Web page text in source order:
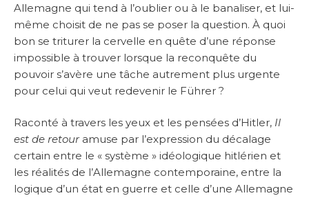
Allemagne qui tend à l’oublier ou à le banaliser, et lui-
même choisit de ne pas se poser la question. À quoi
bon se triturer la cervelle en quête d’une réponse
impossible à trouver lorsque la reconquête du
pouvoir s’avère une tâche autrement plus urgente
pour celui qui veut redevenir le Führer ?
Raconté à travers les yeux et les pensées d’Hitler, Il
est de retouramuse par l’expression du décalage
certain entre le « système » idéologique hitlérien et
les réalités de l’Allemagne contemporaine, entre la
logique d’un état en guerre et celle d’une Allemagne